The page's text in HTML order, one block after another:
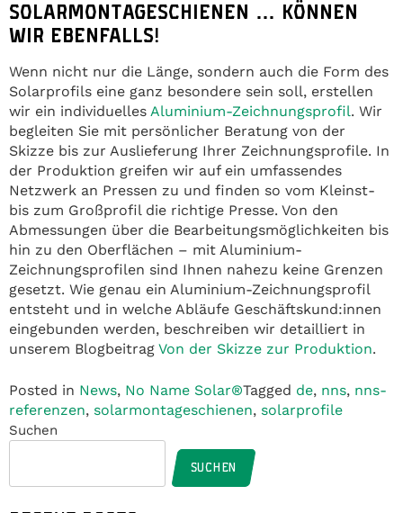
SOLARMONTAGESCHIENEN … KÖNNEN
WIR EBENFALLS!
Wenn nicht nur die Länge, sondern auch die Form des
Solarprofils eine ganz besondere sein soll, erstellen
wir ein individuelles Aluminium-Zeichnungsprofil. Wir
begleiten Sie mit persönlicher Beratung von der
Skizze bis zur Auslieferung Ihrer Zeichnungsprofile. In
der Produktion greifen wir auf ein umfassendes
Netzwerk an Pressen zu und finden so vom Kleinst-
bis zum Großprofil die richtige Presse. Von den
Abmessungen über die Bearbeitungsmöglichkeiten bis
hin zu den Oberflächen – mit Aluminium-
Zeichnungsprofilen sind Ihnen nahezu keine Grenzen
gesetzt. Wie genau ein Aluminium-Zeichnungsprofil
entsteht und in welche Abläufe Geschäftskund:innen
eingebunden werden, beschreiben wir detailliert in
unserem Blogbeitrag Von der Skizze zur Produktion.
Posted in News, No Name Solar®Tagged de, nns, nns-
referenzen, solarmontageschienen, solarprofile
Suchen
SUCHEN